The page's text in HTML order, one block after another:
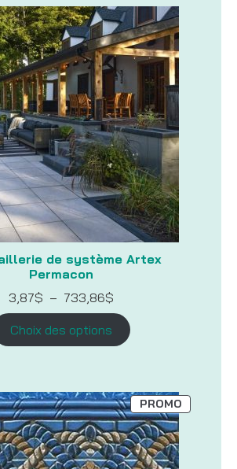
de système Artex
Permacon
3,87$ – 733,86$
de
prix :
3,87$
à
Choix des options
PROMOPRODUIT
EN